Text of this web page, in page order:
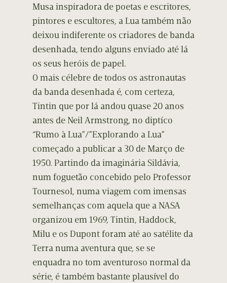
Musa inspiradora de poetas e escritores,
pintores e escultores, a Lua também não
deixou indiferente os criadores de banda
desenhada, tendo alguns enviado até lá
os seus heróis de papel.
O mais célebre de todos os astronautas
da banda desenhada é, com certeza,
Tintin que por lá andou quase 20 anos
antes de Neil Armstrong, no diptíco
“Rumo à Lua”/”Explorando a Lua”
começado a publicar a 30 de Março de
1950. Partindo da imaginária Sildávia,
num foguetão concebido pelo Professor
Tournesol, numa viagem com imensas
semelhanças com aquela que a NASA
organizou em 1969, Tintin, Haddock,
Milu e os Dupont foram até ao satélite da
Terra numa aventura que, se se
enquadra no tom aventuroso normal da
série, é também bastante plausível do